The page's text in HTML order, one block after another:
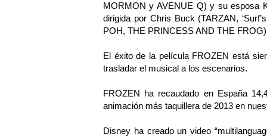
MORMON y AVENUE Q) y su esposa
dirigida por Chris Buck (TARZAN,
POH, THE PRINCESS AND THE
El éxito de la película FROZEN está
trasladar el musical a los escenarios.
FROZEN ha recaudado en España
animación más taquillera de 2013 en
Disney ha creado un video